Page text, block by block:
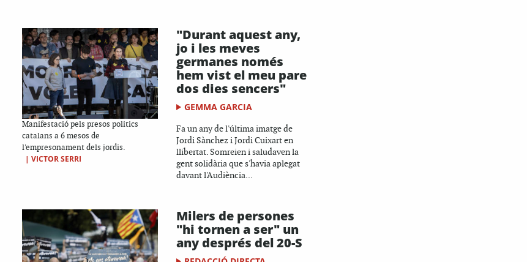
Manifestació pels presos politics
catalans a 6 mesos de
l'empresonament dels jordis.
| VICTOR SERRI
"Durant aquest any,
jo i les meves
germanes només
hem vist el meu pare
dos dies sencers"
GEMMA GARCIA
Fa un any de l'última imatge de
Jordi Sànchez i Jordi Cuixart en
llibertat. Somreien i saludaven la
gent solidària que s'havia aplegat
davant l'Audiència...
Milers de persones
"hi tornen a ser" un
any després del 20-S